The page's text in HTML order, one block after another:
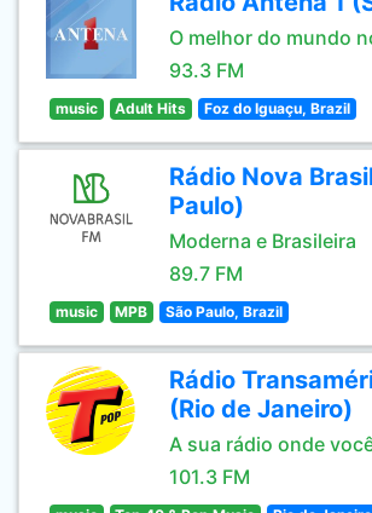
O melhor do mundo
93.3 FM
music Adult Hits Foz do Iguaçu, Brazil
Rádio Nova
Paulo)
Moderna e Brasileira
89.7 FM
music MPB São Paulo, Brazil
Rádio
(Rio de Janeiro)
A sua rádio onde
101.3 FM